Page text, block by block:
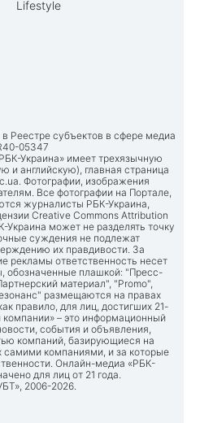
Lifestyle
Реестре субъектов в сфере медиа
05347
Украина» имеет трехязычную
и английскую), главная страница
. Фотографии, изображения
Все фотографии на Портале,
журналисты РБК-Украина,
Creative Commons Attribution
может не разделять точку
суждения не подлежат
их правдивости. За
рекламы ответственность несет
обозначенные плашкой: "Пресс-
материал", "Promo",
размещаются на правах
правило, для лиц, достигших 21-
компании» – это информационный
события и объявления,
компаний, базирующиеся на
самими компаниями, и за которые
Онлайн-медиа «РБК-
для лиц от 21 года.
2006-2026.